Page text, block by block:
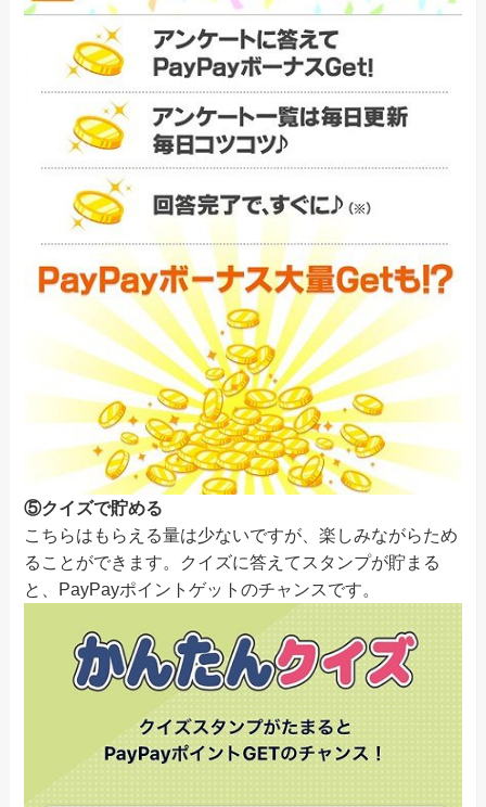
⑤クイズで貯める
こちらはもらえる量は少ないですが、楽しみながらため
ることができます。クイズに答えてスタンプが貯まる
と、PayPayポイントゲットのチャンスです。